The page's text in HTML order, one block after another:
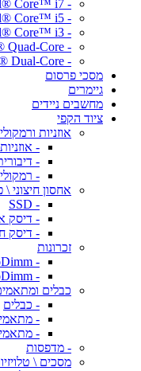
- Intel® Core™ i7
- Intel® Core™ i5
- Intel® Core™ i3
- Intel® Quad-Core
- Intel® Dual-Core
מסכי פרסום
גיימרים
מחשבים ניידים
ציוד הקפי
אוזניות
- אוזניות
-
-
אחסון חיצוני \
- SSD
- דיסק
- דיסק
זכרונות
- DDR3 - SoDimm
- DDR4 - SoDimm
כבלים
- כבלים
- מתאמי USB
-
- מדפסות
מסכים \